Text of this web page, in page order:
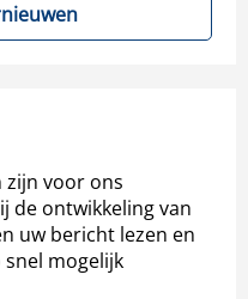
zijn voor ons
de ontwikkeling van
uw bericht lezen en
snel mogelijk